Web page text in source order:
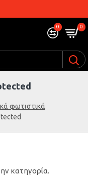
0 0
φωτιστικά
κατηγορία.